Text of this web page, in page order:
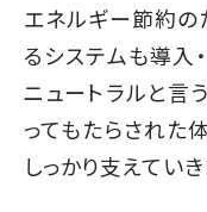
エネルギー節約
るシステムも導入
ニュートラルと言
ってもたらされた
しっかり支えていき